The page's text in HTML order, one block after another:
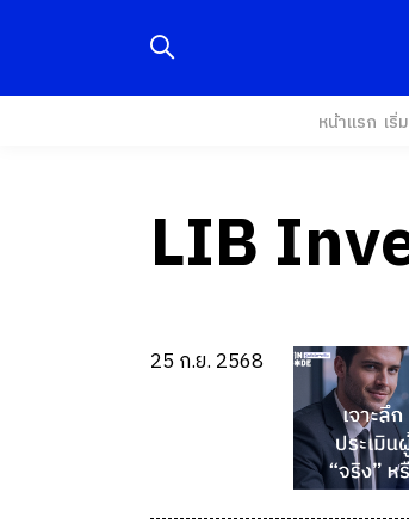
หน้าแรก เริ่
LIB
25 ก.ย. 2568